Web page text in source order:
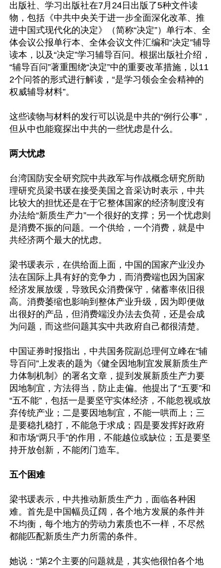
出版社、学习出版社在7月24日出版了5种文件读
物，包括《中共中央关于进一步全面深化改革、推
进中国式现代化的决定》（简称“决定”）单行本、全
体会议公报单行本、全体会议文件汇编和“决定”辅导
读本，以及“决定”学习辅导百问。根据出版社介绍，
“辅导百问”著重围绕“决定”中的重要改革措施，以11
2个问答的形式进行解读，“是学习领会全会精神的
权威辅导材料”。
这些读物与材料的发行可以说是中共的“例行公事”，
但从中也能窥探出中共的一些忧虑是什么。
两大忧虑
台湾国防安全研究院中共政军与作战概念研究所助
理研究员梁书瑗在接受美国之音采访时表示，中共
比较大的担忧还是在于它整体国家的经济制度没有
办法给“新质生产力”一个很好的支撑；另一个忧虑则
是消费不振的问题。一个供给，一个消费，就是中
共经济两个最大的忧虑。
梁书瑗表示，在供给面上面，中国的国家产业没办
法在国际上具有好的竞争力，而消费端也因为国家
经济发展放缓，导致民众消费保守，储蓄率依旧很
高。消费萎缩也影响到整体产业升级，因为即便做
出很好的产品，但消费端没办法去负荷，还是会成
为问题，而这些问题其实中共政府自己都很清楚。
中国证券时报指出，中共国务院副总理何立峰在“辅
导百问”上发表的题为《健全因地制宜发展新质生产
力体制机制》的署名文章，提到发展新质生产力要
因地制宜，方法得当，防止走偏。他提出了“五要”和
“五不能”，包括一是要坚守实体经济，不能忽视或放
弃传统产业；二是要因地制宜，不能一哄而上；三
是要稳扎稳打，不能急于求成；四是要发挥好政府
和市场“两只手”的作用，不能越位或缺位；五是要坚
持开放创新，不能闭门造车。
五个困难
梁书瑗表示，中共推动新质生产力，面临各种困
难。首先是中国幅员辽阔，各个地方发展的条件并
不均衡，每个地方的劳动力素质也不一样，不尽然
都能匹配新质生产力所需的条件。
她说：“第2个主要的问题就是，其实他很怕各个地